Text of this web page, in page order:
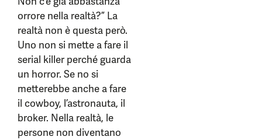
orrore nella realtà?” La
realtà non è questa però.
Uno non si mette a fare il
serial killer perché guarda
un horror. Se no si
metterebbe anche a fare
il cowboy, l’astronauta, il
broker. Nella realtà, le
persone non diventano